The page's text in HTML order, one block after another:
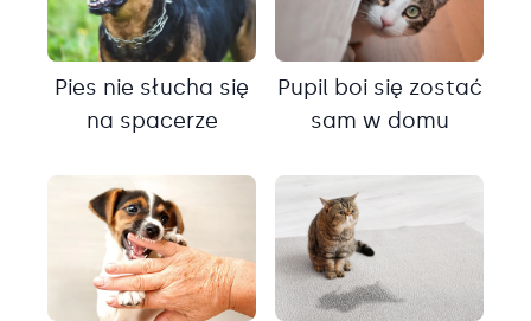
Pies nie słucha się
na spacerze
Pupil boi się zostać
sam w domu